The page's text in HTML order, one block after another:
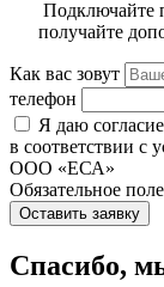
Подключайте
получайте
Как вас зовут
телефон
Я даю
в соответствии с
ООО «ЕСА»
Обязательное поле
Оставить заявку
Спасибо,